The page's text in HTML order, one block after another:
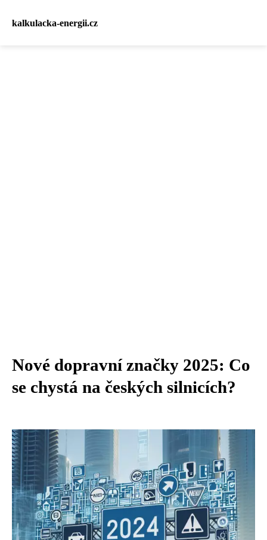
kalkulacka-energii.cz
Nové dopravní značky 2025: Co
se chystá na českých silnicích?